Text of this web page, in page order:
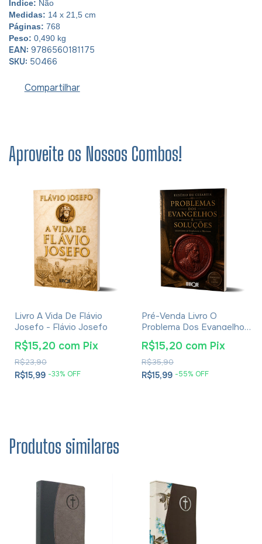
Índice: Não
Medidas: 14 x 21,5 cm
Páginas: 768
Peso: 0,490 kg
EAN: 9786560181175
SKU: 50466
Compartilhar
Aproveite os Nossos Combos!
Livro A Vida De Flávio
Josefo - Flávio Josefo
R$15,99 -33% OFF
R$23,90
R$15,20 com Pix
Pré-Venda Livro O
Problema Dos Evangelhos
E Soluções- Eusébio De
Cesareia
R$15,99 -55% OFF
R$35,90
R$15,20 com Pix
Produtos similares